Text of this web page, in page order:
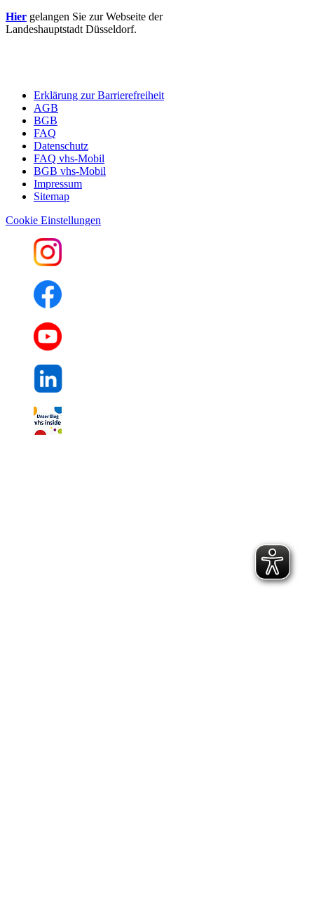
Hier gelangen Sie zur Webseite der
Landeshauptstadt Düsseldorf.
Erklärung zur Barrierefreiheit
AGB
BGB
FAQ
Datenschutz
FAQ vhs-Mobil
BGB vhs-Mobil
Impressum
Sitemap
Cookie Einstellungen